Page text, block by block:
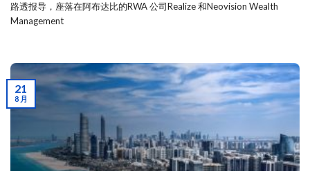
路透报导，座落在阿布达比的RWA 公司Realize 和Neovision Wealth
Management
21
8 月